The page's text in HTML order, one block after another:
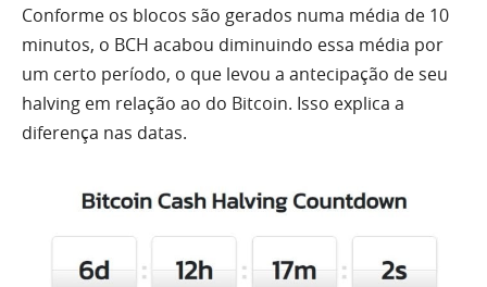
Conforme os blocos são gerados numa média de 10
minutos, o BCH acabou diminuindo essa média por
um certo período, o que levou a antecipação de seu
halving em relação ao do Bitcoin. Isso explica a
diferença nas datas.